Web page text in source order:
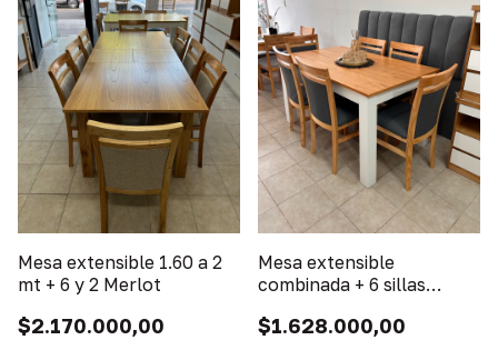
Mesa extensible 1.60 a 2
mt + 6 y 2 Merlot
$2.170.000,00
Mesa extensible
combinada + 6 sillas
$1.628.000,00